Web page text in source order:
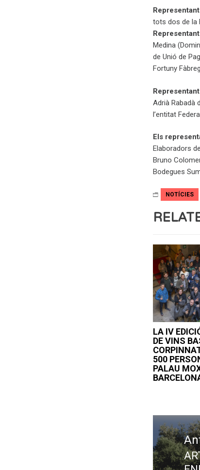
tots dos de la
Medina
de Unió de
Fortuny
Adrià Rabadà
l’entitat
Els
Elaboradors
Bruno
Bodegues
NOTÍCIES
LA IV
DE VINS
500
PALAU